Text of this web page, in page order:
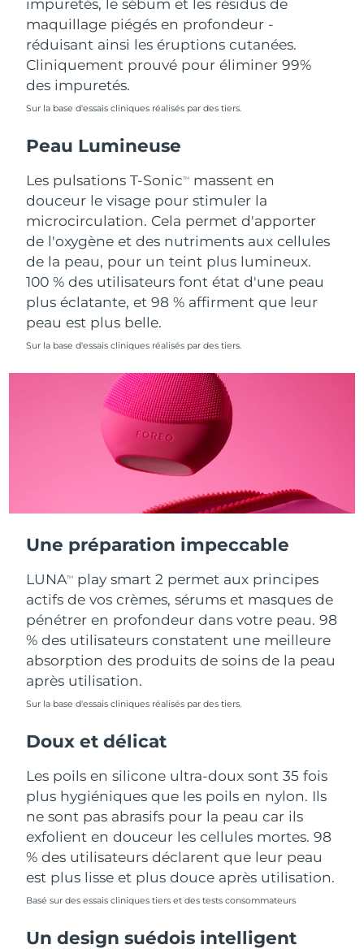
impuretés, le sébum et les résidus de
maquillage piégés en profondeur -
réduisant ainsi les éruptions cutanées.
Cliniquement prouvé pour éliminer 99%
des impuretés.
Sur la base d'essais cliniques réalisés par des tiers.
Peau Lumineuse
Les pulsations T-SonicTM
massent en
douceur le visage pour stimuler la
microcirculation. Cela permet d'apporter
de l'oxygène et des nutriments aux cellules
de la peau, pour un teint plus lumineux.
100 % des utilisateurs font état d'une peau
plus éclatante, et 98 % affirment que leur
peau est plus belle.
Sur la base d'essais cliniques réalisés par des tiers.
Une préparation impeccable
LUNATM
play smart 2 permet aux principes
actifs de vos crèmes, sérums et masques de
pénétrer en profondeur dans votre peau. 98
% des utilisateurs constatent une meilleure
absorption des produits de soins de la peau
après utilisation.
Sur la base d'essais cliniques réalisés par des tiers.
Doux et délicat
Les poils en silicone ultra-doux sont 35 fois
plus hygiéniques que les poils en nylon. Ils
ne sont pas abrasifs pour la peau car ils
exfolient en douceur les cellules mortes. 98
% des utilisateurs déclarent que leur peau
est plus lisse et plus douce après utilisation.
Basé sur des essais cliniques tiers et des tests consommateurs
Un design suédois intelligent
Singapour Livraison estimée
Slovaquie Livraison estimée
Slovénie
Espagne Livraison estimée
Suède Livraison estimée 8/11/26
Suisse Livraison estimée8/11/26
Taïwan
Livraison estimée
Émirats arabes unis Livraison estimée
États-Unis Livraison estimée8/12/26
Ouzbékistan Livraison estimée
Viêt Nam Livraison estimée8/17/26